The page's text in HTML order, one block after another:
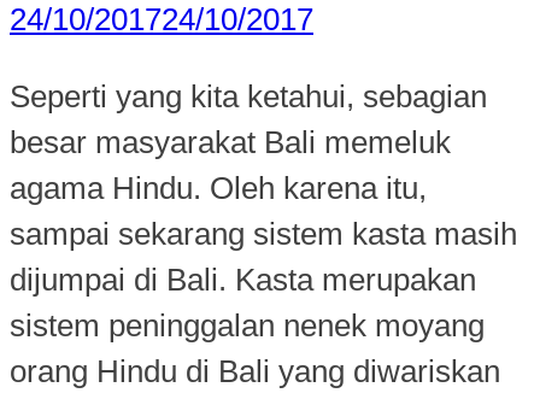
24/10/201724/10/2017
Seperti yang kita ketahui, sebagian
besar masyarakat Bali memeluk
agama Hindu. Oleh karena itu,
sampai sekarang sistem kasta masih
dijumpai di Bali. Kasta merupakan
sistem peninggalan nenek moyang
orang Hindu di Bali yang diwariskan